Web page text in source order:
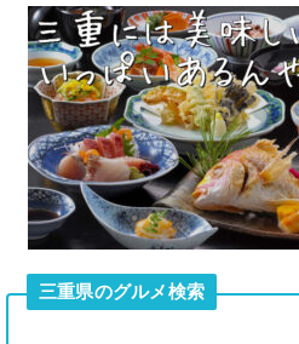
三重県のグルメ検索